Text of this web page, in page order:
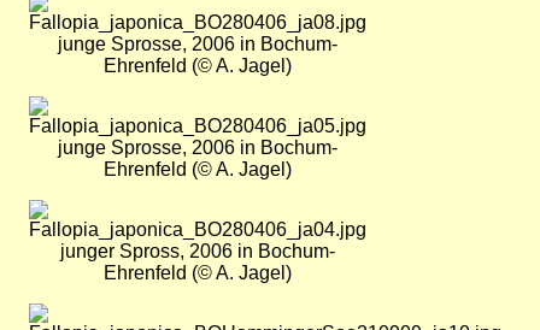
junge Sprosse, 2006 in Bochum-
Ehrenfeld (© A. Jagel)
Bild
junge Sprosse, 2006 in Bochum-
Ehrenfeld (© A. Jagel)
Bild
junger Spross, 2006 in Bochum-
Ehrenfeld (© A. Jagel)
Bild